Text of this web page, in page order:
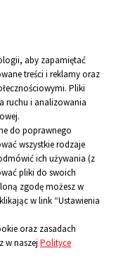
zł
aby zapamiętać
treści i reklamy oraz
Pliki
ruchu i analizowania
do poprawnego
wszystkie rodzaje
ich używania (z
pliki do swoich
zgodę możesz w
w link “Ustawienia
oraz zasadach
w naszej Polityce